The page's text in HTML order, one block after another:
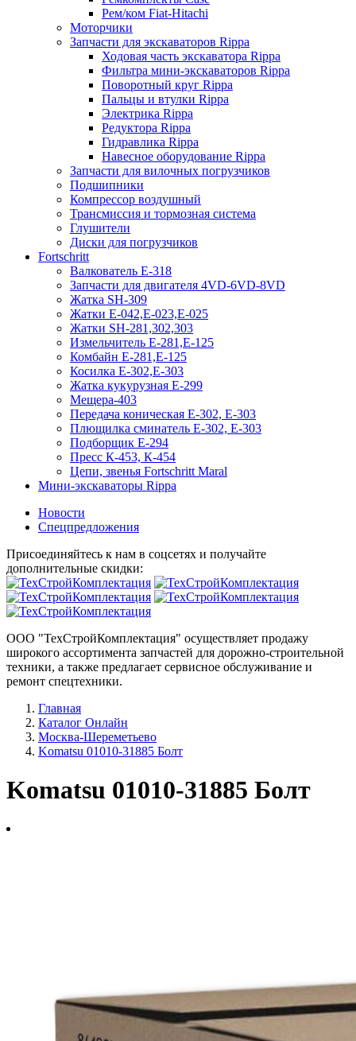
Рем/ком Fiat-Hitachi
Моторчики
Запчасти для экскаваторов Rippa
Ходовая часть экскаватора Rippa
Фильтра мини-экскаваторов Rippa
Поворотный круг Rippa
Пальцы и втулки Rippa
Электрика Rippa
Редуктора Rippa
Гидравлика Rippa
Навесное оборудование Rippa
Запчасти для вилочных погрузчиков
Подшипники
Компрессор воздушный
Трансмиссия и тормозная система
Глушители
Диски для погрузчиков
Fortschritt
Валкователь Е-318
Запчасти для двигателя 4VD-6VD-8VD
Жатка SH-309
Жатки Е-042,Е-023,Е-025
Жатки SH-281,302,303
Измельчитель Е-281,Е-125
Комбайн Е-281,Е-125
Косилка Е-302,Е-303
Жатка кукурузная Е-299
Мещера-403
Передача коническая Е-302, Е-303
Плющилка сминатель Е-302, Е-303
Подборщик Е-294
Пресс К-453, К-454
Цепи, звенья Fortschritt Maral
Мини-экскаваторы Rippa
Новости
Спецпредложения
Присоединяйтесь к нам в соцсетях и получайте
дополнительные скидки:
ООО "ТехСтройКомплектация" осуществляет продажу
широкого ассортимента запчастей для дорожно-строительной
техники, а также предлагает сервисное обслуживание и
ремонт спецтехники.
Главная
Каталог Онлайн
Москва-Шереметьево
Komatsu 01010-31885 Болт
Komatsu 01010-31885 Болт